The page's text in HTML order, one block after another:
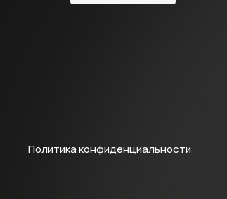
Политика конфиденциальности